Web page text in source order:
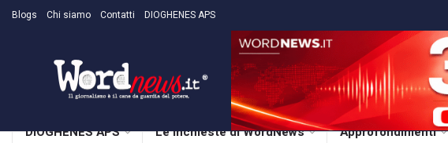
Blogs Chi siamo Contatti DIOGHENES APS
DIOGHENES APS Le inchieste di WordNews Approfondimenti